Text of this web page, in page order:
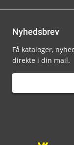
Nyhedsbrev
Få kataloger,
direkte i din mail.